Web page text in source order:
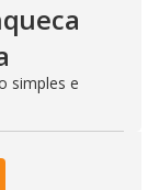
simples e